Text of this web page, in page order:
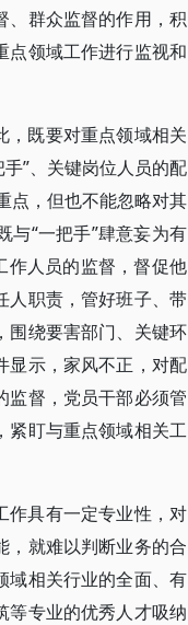
、群众监督的作用，积
点领域工作进行监视和
，既要对重点领域相关
”、关键岗位人员的配
点，但也不能忽略对其
与“一把手”肆意妄为有
作人员的监督，督促他
人职责，管好班子、带
围绕要害部门、关键环
显示，家风不正，对配
监督，党员干部必须管
紧盯与重点领域相关工
作具有一定专业性，对
，就难以判断业务的合
域相关行业的全面、有
等专业的优秀人才吸纳